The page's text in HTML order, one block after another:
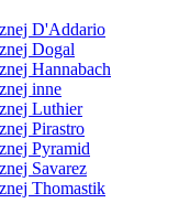
D'Addario
Dogal
Hannabach
inne
Luthier
Pirastro
Pyramid
Savarez
Thomastik